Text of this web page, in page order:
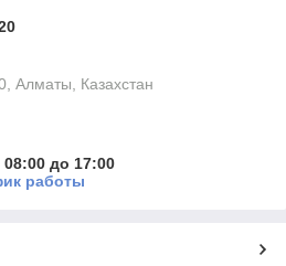
Алматы, Казахстан
08:00 до 17:00
работы